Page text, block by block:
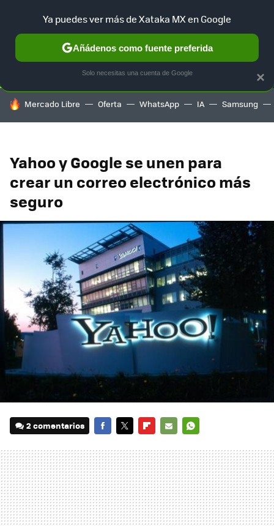
SELECCIÓN GAMING HOME AUTO TERRITORIO
HOY SE HABLA DE
Mercado Libre Oferta WhatsApp IA Samsung
Yahoo y Google se unen para
crear un correo electrónico más
seguro
2 comentarios
MAIL
×
Ya puedes ver más de Xataka MX en Google
Añádenos como fuente preferida
Solo necesitas una cuenta de Google